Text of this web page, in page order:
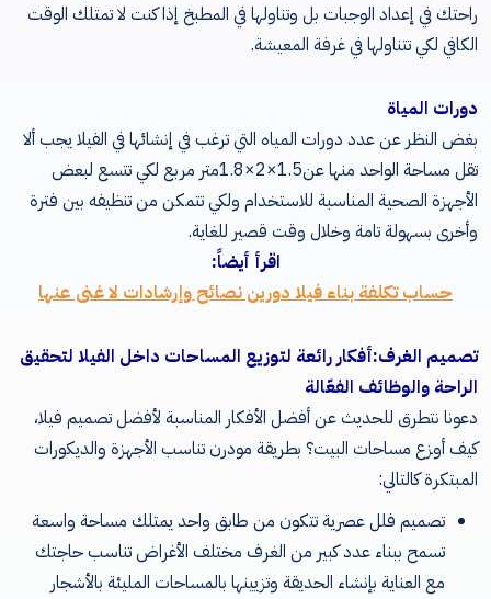
راحتك في إعداد الوجبات بل وتناولها في المطبخ إذا كنت لا تمتلك الوقت
الكافي لكي تتناولها في غرفة المعيشة.
دورات المياة
بغض النظر عن عدد دورات المياه التي ترغب في إنشائها في الفيلا يجب ألا
تقل مساحة الواحد منها عن1.5×2×1.8
متر مربع لكي تتسع لبعض
الأجهزة الصحية المناسبة للاستخدام ولكي تتمكن من تنظيفه بين فترة
وأخرى بسهولة تامة وخلال وقت قصير للغاية.
اقرأ أيضاً:
حساب تكلفة بناء فيلا دورين نصائح وإرشادات لا غنى عنها
تصميم الغرف:أفكار رائعة لتوزيع المساحات داخل الفيلا لتحقيق
الراحة والوظائف الفعّالة
دعونا نتطرق للحديث عن أفضل الأفكار المناسبة لأفضل تصميم فيلا،
كيف أوزع مساحات البيت؟ بطريقة مودرن تناسب الأجهزة والديكورات
المبتكرة كالتالي:
تصميم فلل عصرية تتكون من طابق واحد يمتلك مساحة واسعة
تسمح ببناء عدد كبير من الغرف مختلف الأغراض تناسب حاجتك
مع العناية بإنشاء الحديقة وتزيينها بالمساحات المليئة بالأشجار